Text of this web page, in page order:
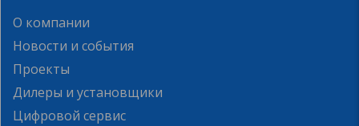
О компании
Новости и события
Проекты
Дилеры и установщики
Цифровой сервис